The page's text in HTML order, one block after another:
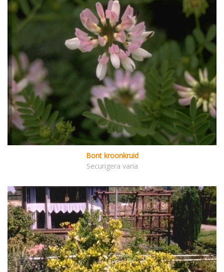
Bont kroonkruid
Securigera varia